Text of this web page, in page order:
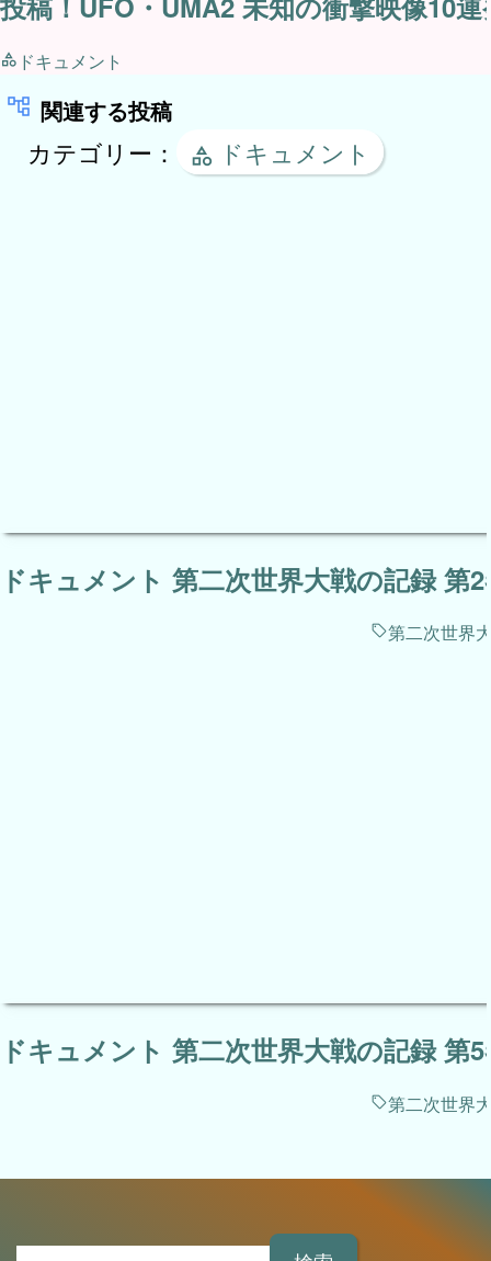
投稿！UFO・UMA2 未知の衝撃映像10連
ドキュメント
関連する投稿
カテゴリー： ドキュメント
ドキュメント 第二次世界大戦の記録 第
第二次世界
ドキュメント 第二次世界大戦の記録 第
第二次世界
検